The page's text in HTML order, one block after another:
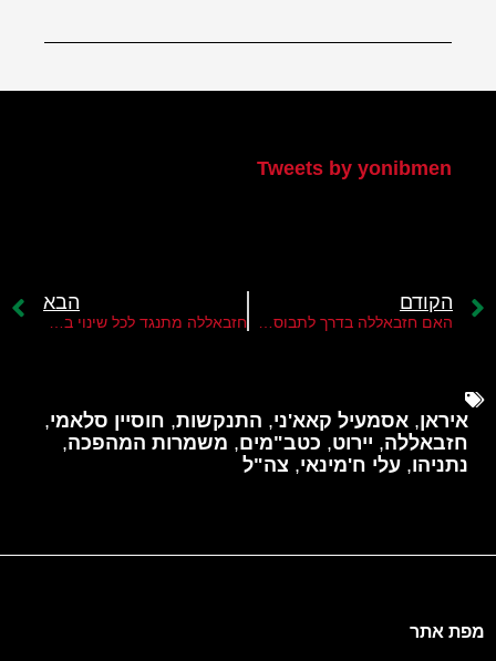
Tweets by yonibmen
הקודם הבא
איראן, אסמעיל קאא'ני, התנקשות, חוסיין סלאמי,
חזבאללה, יירוט, כטב"מים, משמרות המהפכה,
נתניהו, עלי ח'מינאי, צה"ל
מפת אתר